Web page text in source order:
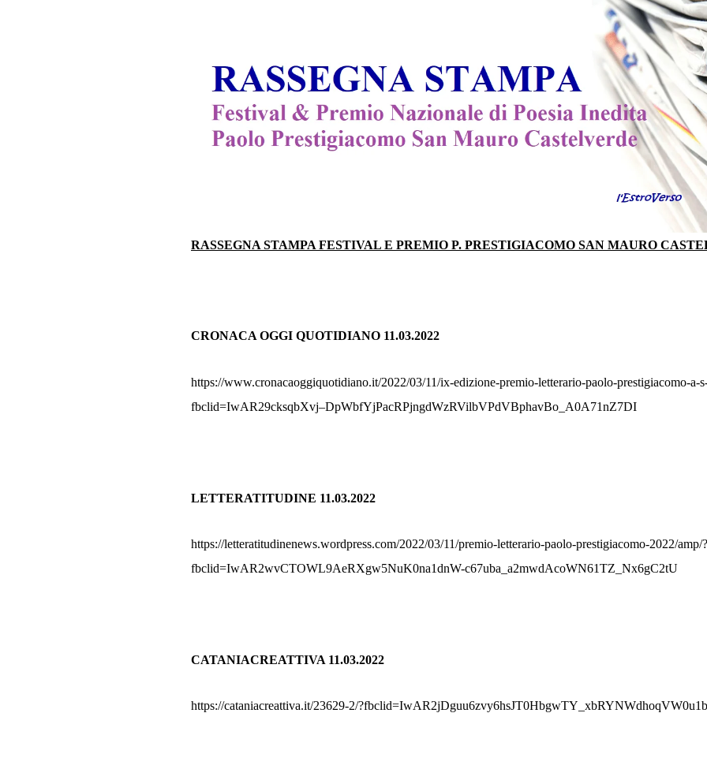
RASSEGNA STAMPA FESTIVAL E PREMIO P. PRESTIGIACOMO SAN MAURO
CRONACA OGGI QUOTIDIANO 11.03.2022
https://www.cronacaoggiquotidiano.it/2022/03/11/ix-edizione-premio-letterario-paolo-prestigiacomo-a-
fbclid=IwAR29cksqbXvj–DpWbfYjPacRPjngdWzRVilbVPdVBphavBo_A0A71nZ7DI
LETTERATITUDINE 11.03.2022
https://letteratitudinenews.wordpress.com/2022/03/11/premio-letterario-paolo-prestigiacomo-2022/amp/?
fbclid=IwAR2wvCTOWL9AeRXgw5NuK0na1dnW-c67uba_a2mwdAcoWN61TZ_Nx6gC2tU
CATANIACREATTIVA 11.03.2022
https://cataniacreattiva.it/23629-2/